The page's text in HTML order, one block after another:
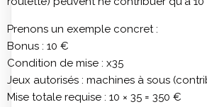
Prenons un exemple concret :
Bonus : 10 €
Condition de mise : x35
Jeux autorisés : machines à sous
Mise totale requise : 10 × 35 = 350 €